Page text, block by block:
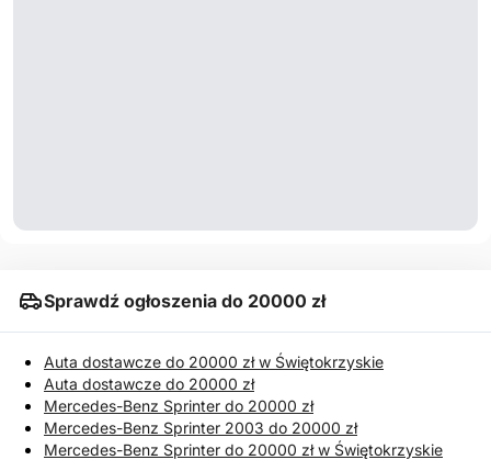
Sprawdź ogłoszenia do 20000 zł
Auta dostawcze do 20000 zł w Świętokrzyskie
Auta dostawcze do 20000 zł
Mercedes-Benz Sprinter do 20000 zł
Mercedes-Benz Sprinter 2003 do 20000 zł
Mercedes-Benz Sprinter do 20000 zł w Świętokrzyskie